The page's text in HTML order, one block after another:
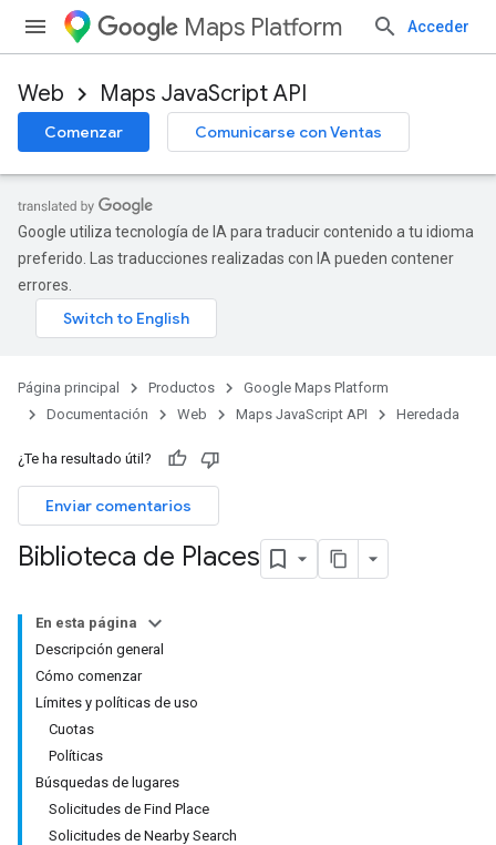
Maps Platform Acceder
Web Maps JavaScript API
Comenzar Comunicarse con Ventas
Google utiliza tecnología de IA para traducir contenido a tu idioma
preferido. Las traducciones realizadas con IA pueden contener
errores.
Página principal Productos
Google Maps Platform
Documentación
Web Maps JavaScript API Heredada
¿Te ha resultado útil?
Enviar comentarios
Biblioteca de Places
En esta página
Descripción general
Cómo comenzar
Límites y políticas de uso
Cuotas
Políticas
Búsquedas de lugares
Solicitudes de Find Place
Solicitudes de Nearby Search